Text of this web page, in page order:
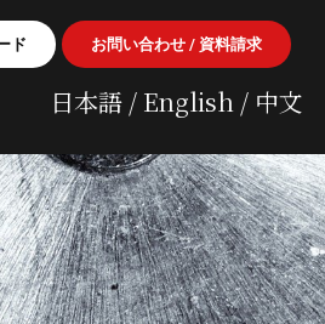
ド お問い合わせ / 資料請求
日本語 / English / 中文